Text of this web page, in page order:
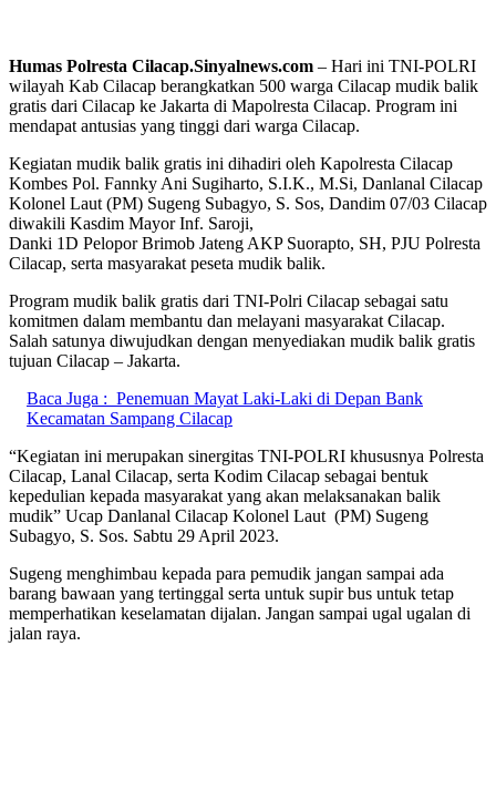
Humas Polresta Cilacap.Sinyalnews.com – Hari ini TNI-POLRI
wilayah Kab Cilacap berangkatkan 500 warga Cilacap mudik balik
gratis dari Cilacap ke Jakarta di Mapolresta Cilacap. Program ini
mendapat antusias yang tinggi dari warga Cilacap.
Kegiatan mudik balik gratis ini dihadiri oleh Kapolresta Cilacap
Kombes Pol. Fannky Ani Sugiharto, S.I.K., M.Si, Danlanal Cilacap
Kolonel Laut (PM) Sugeng Subagyo, S. Sos, Dandim 07/03 Cilacap
diwakili Kasdim Mayor Inf. Saroji,
Danki 1D Pelopor Brimob Jateng AKP Suorapto, SH, PJU Polresta
Cilacap, serta masyarakat peseta mudik balik.
Program mudik balik gratis dari TNI-Polri Cilacap sebagai satu
komitmen dalam membantu dan melayani masyarakat Cilacap.
Salah satunya diwujudkan dengan menyediakan mudik balik gratis
tujuan Cilacap – Jakarta.
Baca Juga : Penemuan Mayat Laki-Laki di Depan Bank
Kecamatan Sampang Cilacap
“Kegiatan ini merupakan sinergitas TNI-POLRI khususnya Polresta
Cilacap, Lanal Cilacap, serta Kodim Cilacap sebagai bentuk
kepedulian kepada masyarakat yang akan melaksanakan balik
mudik” Ucap Danlanal Cilacap Kolonel Laut (PM) Sugeng
Subagyo, S. Sos. Sabtu 29 April 2023.
Sugeng menghimbau kepada para pemudik jangan sampai ada
barang bawaan yang tertinggal serta untuk supir bus untuk tetap
memperhatikan keselamatan dijalan. Jangan sampai ugal ugalan di
jalan raya.